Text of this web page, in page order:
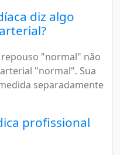
diz algo
"normal" não
"normal". Sua
separadamente
profissional